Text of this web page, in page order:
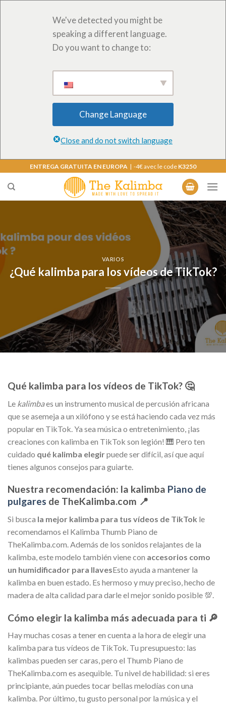
We've detected you might be
speaking a different language.
Do you want to change to:
Change Language
Close and do not switch language
contenido
ENTREGA GRATUITA EN EUROPA | -4€ avec le code K3250
VARIOS
¿Qué kalimba para los vídeos de TikTok?
Qué kalimba para los vídeos de TikTok? 🤔
Le kalimbaes un instrumento musical de percusión africana
que se asemeja a un xilófono y se está haciendo cada vez más
popular en TikTok. Ya sea música o entretenimiento, ¡las
creaciones con kalimba en TikTok son legión! 🎹 Pero ten
cuidado qué kalimba elegirpuede ser difícil, así que aquí
tienes algunos consejos para guiarte.
Nuestra recomendación: la kalimba Piano de
pulgares de TheKalimba.com 📍
Si busca la mejor kalimba para tus vídeos de TikTok le
recomendamos el Kalimba Thumb Piano de
TheKalimba.com. Además de los sonidos relajantes de la
kalimba, este modelo también viene con accesorios como
un humidificador para llavesEsto ayuda a mantener la
kalimba en buen estado. Es hermoso y muy preciso, hecho de
madera de alta calidad para darle el mejor sonido posible 💯.
Cómo elegir la kalimba más adecuada para ti 🔎
Hay muchas cosas a tener en cuenta a la hora de elegir una
kalimba para tus vídeos de TikTok. Tu presupuesto: las
kalimbas pueden ser caras, pero el Thumb Piano de
TheKalimba.com es asequible. Tu nivel de habilidad: si eres
principiante, aún puedes tocar bellas melodías con una
kalimba. Por último, tu gusto personal por la música y el